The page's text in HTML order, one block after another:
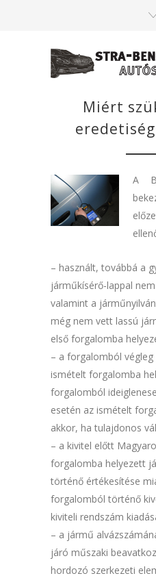
Miért
A
– használt, továbbá a
járműkísérő-lappal
valamint a
még nem vett lassú
első forgalomba
– a forgalomból
ismételt forgalomba
forgalomból
esetén az ismételt
akkor, ha tulajdonos
– a kivitel előtt
forgalomba helyezett
történő értékesítése
forgalomból történő
kiviteli rendszám
– a jármű
járó műszaki
hordozó szerkezeti